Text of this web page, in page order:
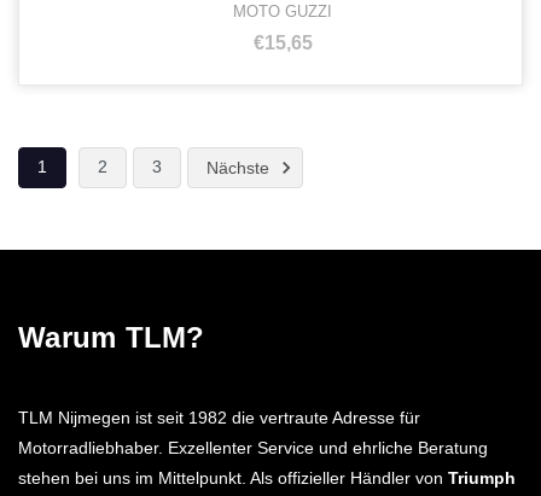
MOTO GUZZI
€15,65
1 2 3 Nächste
Warum TLM?
TLM Nijmegen ist seit 1982 die vertraute Adresse für
Motorradliebhaber. Exzellenter Service und ehrliche Beratung
stehen bei uns im Mittelpunkt. Als offizieller Händler von Triumph